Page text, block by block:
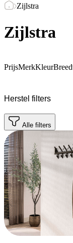
Zijlstra
Zijlstra
PrijsMerkKleur
Herstel filters
Alle filters